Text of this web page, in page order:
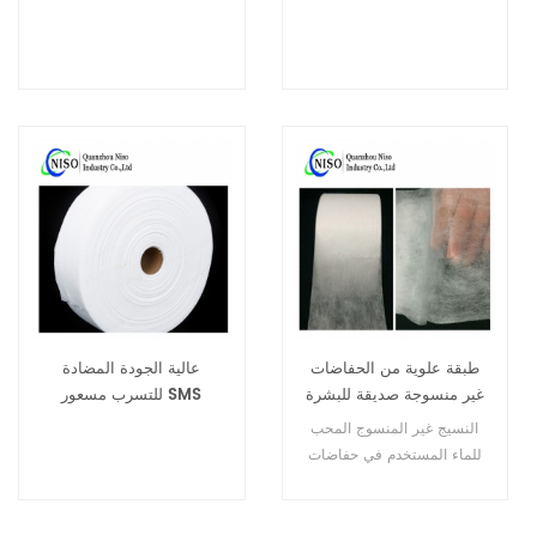
عالية الجودة المضادة
للتسرب مسعور SMS
طبقة علوية من الحفاضات
غير منسوجة صديقة للبشرة
للمواد الخام للحفاضات
النسيج غير المنسوج المحب
للماء المستخدم في حفاضات